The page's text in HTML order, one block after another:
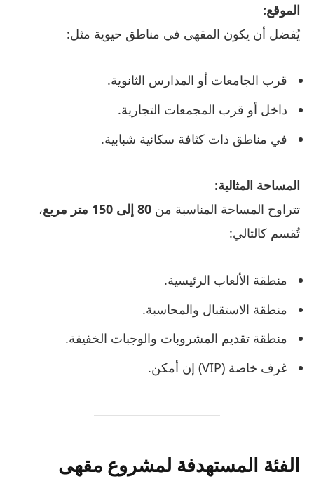
الموقع:
يُفضل أن يكون المقهى في مناطق حيوية مثل:
قرب الجامعات أو المدارس الثانوية.
داخل أو قرب المجمعات التجارية.
في مناطق ذات كثافة سكانية شبابية.
المساحة المثالية:
تتراوح المساحة المناسبة من 80 إلى 150 متر مربع
،
تُقسم كالتالي:
منطقة الألعاب الرئيسية.
منطقة الاستقبال والمحاسبة.
منطقة تقديم المشروبات والوجبات الخفيفة.
غرف خاصة (VIP) إن أمكن.
الفئة المستهدفة لمشروع مقهى